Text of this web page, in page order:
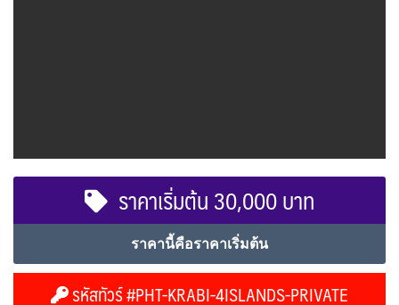
ราคาเริ่มต้น 30,000 บาท
ราคานี้คือราคาเริ่มต้น
รหัสทัวร์ #PHT-KRABI-4ISLANDS-PRIVATE